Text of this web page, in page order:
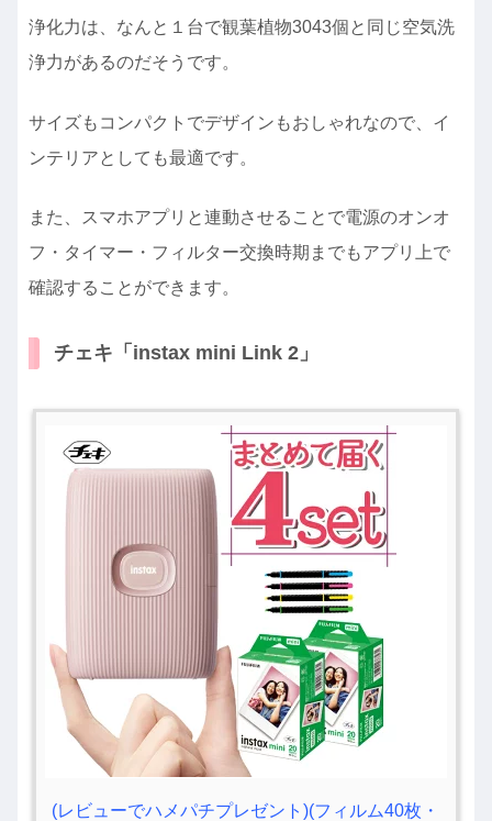
浄化力は、なんと１台で観葉植物3043個と同じ空気洗
浄力があるのだそうです。
サイズもコンパクトでデザインもおしゃれなので、イ
ンテリアとしても最適です。
また、スマホアプリと連動させることで電源のオンオ
フ・タイマー・フィルター交換時期までもアプリ上で
確認することができます。
チェキ「instax mini Link 2」
(レビューでハメパチプレゼント)(フィルム40枚・